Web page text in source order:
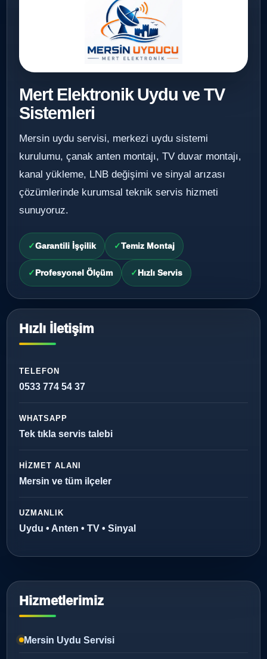
Mert Elektronik Uydu ve TV
Sistemleri
Mersin uydu servisi, merkezi uydu sistemi
kurulumu, çanak anten montajı, TV duvar montajı,
kanal yükleme, LNB değişimi ve sinyal arızası
çözümlerinde kurumsal teknik servis hizmeti
sunuyoruz.
Garantili İşçilik Temiz Montaj
Profesyonel Ölçüm Hızlı Servis
Hızlı İletişim
TELEFON
0533 774 54 37
WHATSAPP
Tek tıkla servis talebi
HIZMET ALANI
Mersin ve tüm ilçeler
UZMANLIK
Uydu • Anten • TV • Sinyal
Hizmetlerimiz
Mersin Uydu Servisi